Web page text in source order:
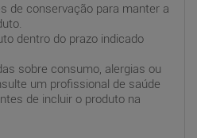
de conservação para manter a
dentro do prazo indicado
sobre consumo, alergias ou
um profissional de saúde
de incluir o produto na